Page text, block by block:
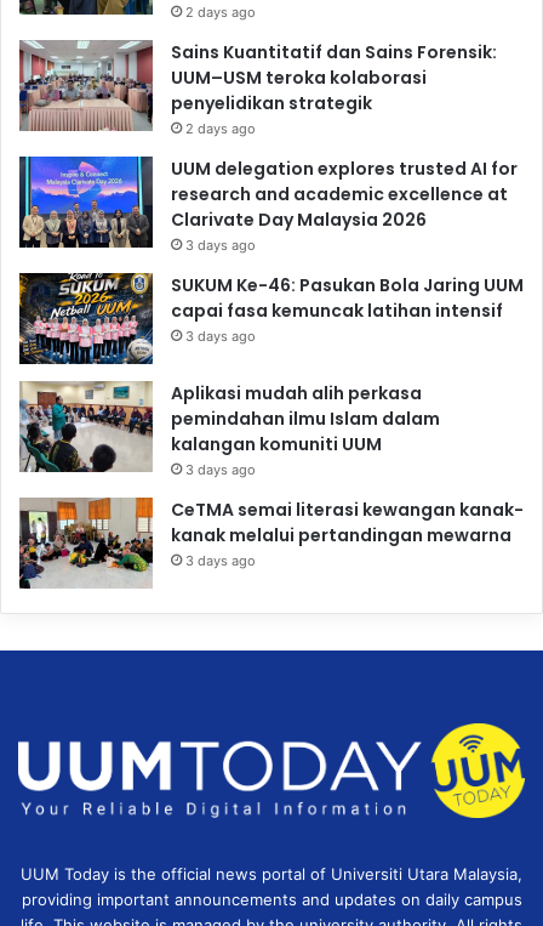
2 days ago
Sains Kuantitatif dan Sains Forensik:
UUM–USM teroka kolaborasi
penyelidikan strategik
2 days ago
UUM delegation explores trusted AI for
research and academic excellence at
Clarivate Day Malaysia 2026
3 days ago
SUKUM Ke-46: Pasukan Bola Jaring UUM
capai fasa kemuncak latihan intensif
3 days ago
Aplikasi mudah alih perkasa
pemindahan ilmu Islam dalam
kalangan komuniti UUM
3 days ago
CeTMA semai literasi kewangan kanak-
kanak melalui pertandingan mewarna
3 days ago
UUM Today is the official news portal of Universiti Utara Malaysia,
providing important announcements and updates on daily campus